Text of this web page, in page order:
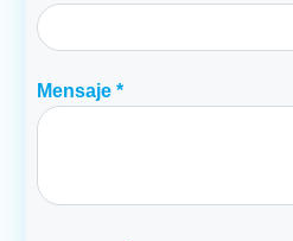
Mensaje *